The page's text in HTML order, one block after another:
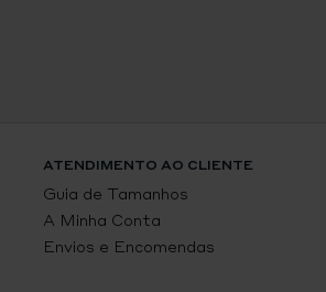
ATENDIMENTO AO CLIENTE
Guia de Tamanhos
A Minha Conta
Envios e Encomendas